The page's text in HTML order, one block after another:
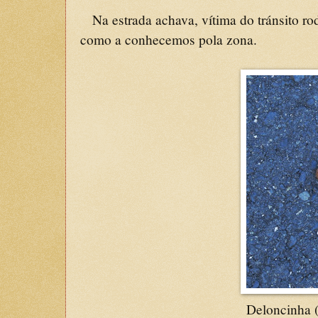
Na estrada achava, vítima do tránsito
como a conhecemos pola zona.
Deloncinha (